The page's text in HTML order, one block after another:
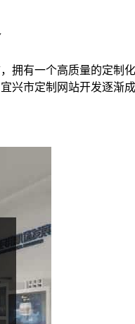
拥有一个高质量的定
兴市定制网站开发逐渐